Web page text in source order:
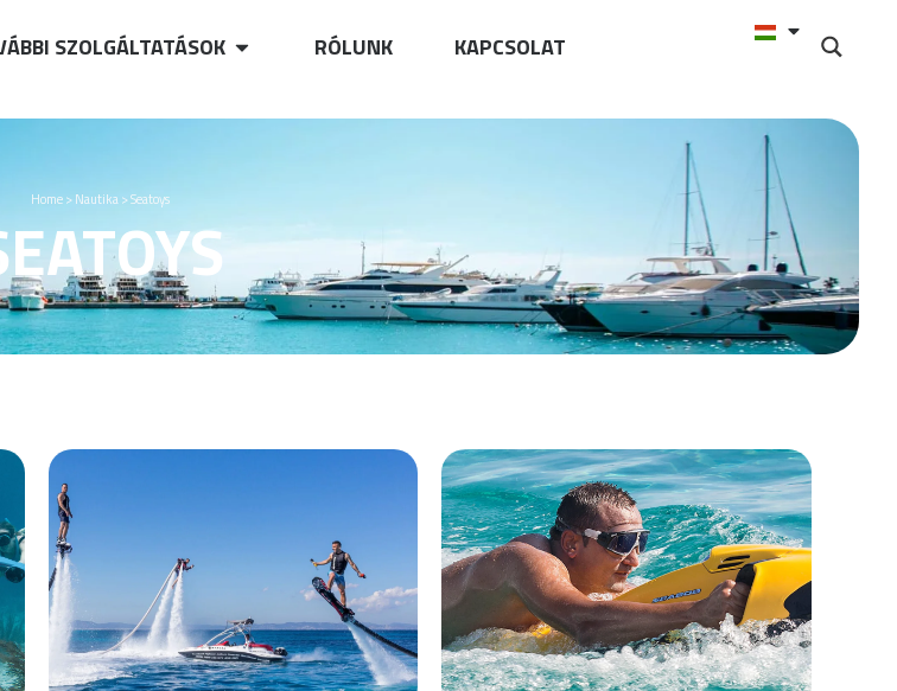
SZOLGÁLTATÁSOK RÓLUNK KAPCSOLAT
Home>Nautika>Seatoys